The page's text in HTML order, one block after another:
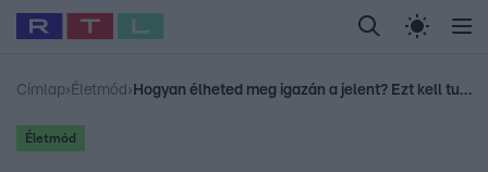
Legfrissebb RTL Híradó Randi Celeb vagyok,
Babits Marcella Most Wanted Gallusz
Címlap› Életmód › Hogyan élheted meg igazán a jelent? Ezt kell tudnod!
Életmód